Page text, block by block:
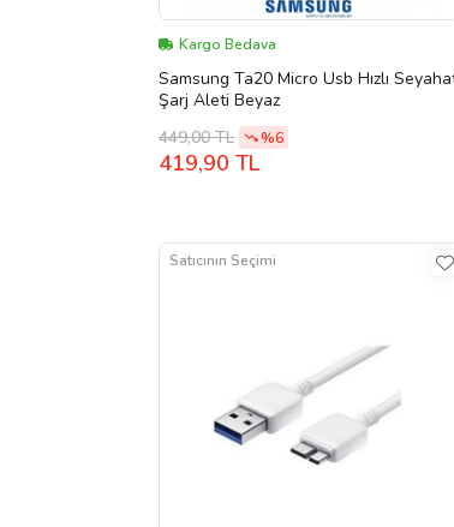
Kargo Bedava
Samsung Ta20 Micro Usb Hızlı
Şarj Aleti Beyaz
449,00 TL
%6
419,90 TL
Satıcının Seçimi